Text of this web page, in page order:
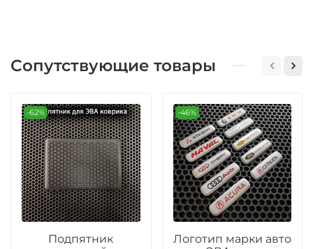
Сопутствующие товары
-62%
Подпятник
-46%
Логотип марки авто